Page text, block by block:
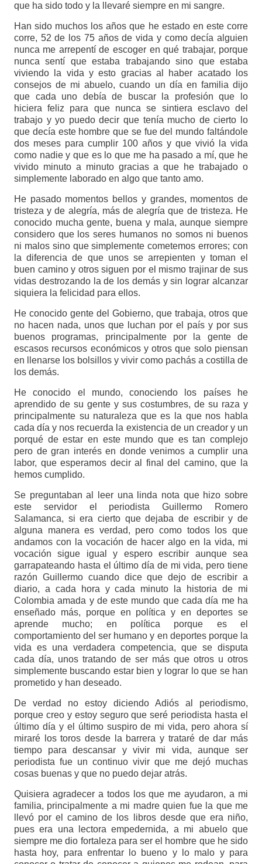
que ha sido todo y la llevaré siempre en mi sangre.
Han sido muchos los años que he estado en este corre
corre, 52 de los 75 años de vida y como decía alguien
nunca me arrepentí de escoger en qué trabajar, porque
nunca sentí que estaba trabajando sino que estaba
viviendo la vida y esto gracias al haber acatado los
consejos de mi abuelo, cuando un día en familia dijo
que cada uno debía de buscar la profesión que lo
hiciera feliz para que nunca se sintiera esclavo del
trabajo y yo puedo decir que tenía mucho de cierto lo
que decía este hombre que se fue del mundo faltándole
dos meses para cumplir 100 años y que vivió la vida
como nadie y que es lo que me ha pasado a mí, que he
vivido minuto a minuto gracias a que he trabajado o
simplemente laborado en algo que tanto amo.
He pasado momentos bellos y grandes, momentos de
tristeza y de alegría, más de alegría que de tristeza. He
conocido mucha gente, buena y mala, aunque siempre
considero que los seres humanos no somos ni buenos
ni malos sino que simplemente cometemos errores; con
la diferencia de que unos se arrepienten y toman el
buen camino y otros siguen por el mismo trajinar de sus
vidas destrozando la de los demás y sin lograr alcanzar
siquiera la felicidad para ellos.
He conocido gente del Gobierno, que trabaja, otros que
no hacen nada, unos que luchan por el país y por sus
buenos programas, principalmente por la gente de
escasos recursos económicos y otros que solo piensan
en llenarse los bolsillos y vivir como pachás a costilla de
los demás.
He conocido el mundo, conociendo los países he
aprendido de su gente y sus costumbres, de su raza y
principalmente su naturaleza que es la que nos habla
cada día y nos recuerda la existencia de un creador y un
porqué de estar en este mundo que es tan complejo
pero de gran interés en donde venimos a cumplir una
labor, que esperamos decir al final del camino, que la
hemos cumplido.
Se preguntaban al leer una linda nota que hizo sobre
este servidor el periodista Guillermo Romero
Salamanca, si era cierto que dejaba de escribir y de
alguna manera es verdad, pero como todos los que
andamos con la vocación de hacer algo en la vida, mi
vocación sigue igual y espero escribir aunque sea
garrapateando hasta el último día de mi vida, pero tiene
razón Guillermo cuando dice que dejo de escribir a
diario, a cada hora y cada minuto la historia de mi
Colombia amada y de este mundo que cada día me ha
enseñado más, porque en política y en deportes se
aprende mucho; en política porque es el
comportamiento del ser humano y en deportes porque la
vida es una verdadera competencia, que se disputa
cada día, unos tratando de ser más que otros u otros
simplemente buscando estar bien y lograr lo que se han
prometido y han deseado.
De verdad no estoy diciendo Adiós al periodismo,
porque creo y estoy seguro que seré periodista hasta el
último día y el último suspiro de mi vida, pero ahora sí
miraré los toros desde la barrera y trataré de dar más
tiempo para descansar y vivir mi vida, aunque ser
periodista fue un continuo vivir que me dejó muchas
cosas buenas y que no puedo dejar atrás.
Quisiera agradecer a todos los que me ayudaron, a mi
familia, principalmente a mi madre quien fue la que me
llevó por el camino de los libros desde que era niño,
pues era una lectora empedernida, a mi abuelo que
siempre me dio fortaleza para ser el hombre que he sido
hasta hoy, para enfrentar lo bueno y lo malo y para